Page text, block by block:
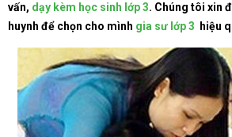
vấn, dạy kèm học sinh lớp 3. Chúng tôi xin
huynh để chọn cho mình gia sư lớp 3 hiệu